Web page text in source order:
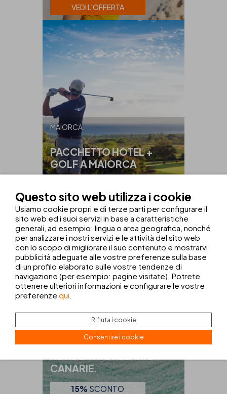
VEDI L'OFFERTA
MAIORCA
PACCHETTO HOTEL +
GOLF A MAIORCA
425€
VEDI L'OFFERTA
RESIDENTI
OFFERTA ESCLUSIVA
CANARIE.
15% SCONTO
Questo sito web utilizza i cookie
Usiamo cookie propri e di terze parti per configurare il
sito web ed i suoi servizi in base a caratteristiche
generali, ad esempio: lingua o area geografica, nonché
per analizzare i nostri servizi e le attività del sito web
con lo scopo di migliorare il suo contenuto e mostrarvi
pubblicità adeguate alle vostre preferenze sulla base
di un profilo elaborato sulle vostre tendenze di
navigazione (per esempio: pagine visitate). Potrete
ottenere ulteriori informazioni e configurare le vostre
preferenze qui.
Rifiuta i cookie
Consentire i cookie